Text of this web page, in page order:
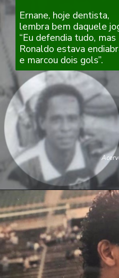
Ernane, hoje dentista,
lembra bem daquele
“Eu defendia tudo, mas
Ronaldo estava
e marcou dois gols”.